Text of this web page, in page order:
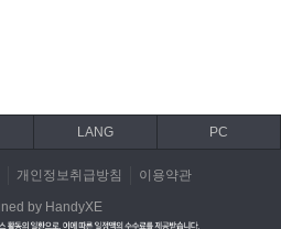
LANG PC
개인정보취급방침 이용약관
by HandyXE